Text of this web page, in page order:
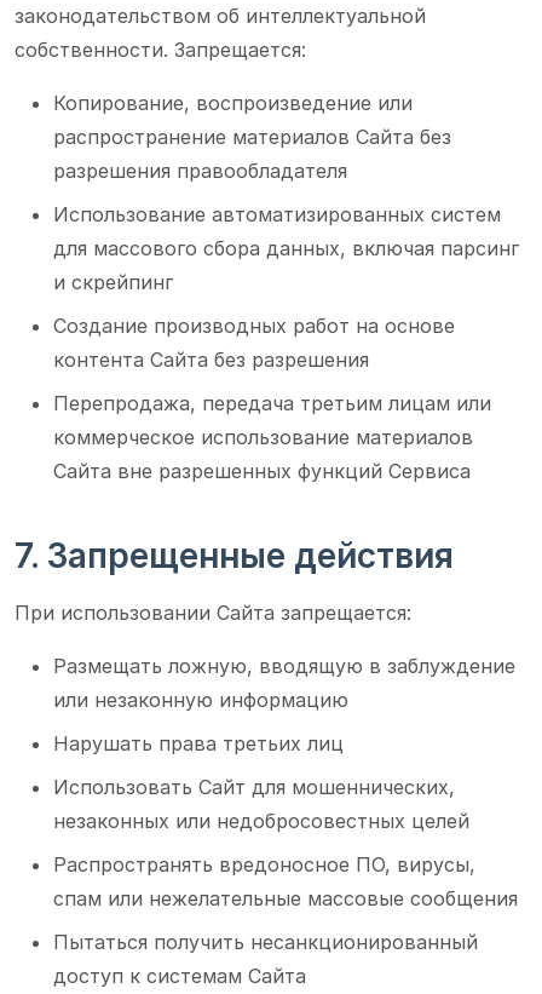
законодательством об интеллектуальной
собственности. Запрещается:
Копирование, воспроизведение или
распространение материалов Сайта без
разрешения правообладателя
Использование автоматизированных систем
для массового сбора данных, включая парсинг
и скрейпинг
Создание производных работ на основе
контента Сайта без разрешения
Перепродажа, передача третьим лицам или
коммерческое использование материалов
Сайта вне разрешенных функций Сервиса
7. Запрещенные действия
При использовании Сайта запрещается:
Размещать ложную, вводящую в заблуждение
или незаконную информацию
Нарушать права третьих лиц
Использовать Сайт для мошеннических,
незаконных или недобросовестных целей
Распространять вредоносное ПО, вирусы,
спам или нежелательные массовые сообщения
Пытаться получить несанкционированный
доступ к системам Сайта